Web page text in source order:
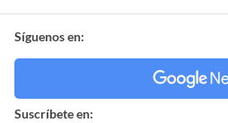
Síguenos en:
Suscríbete en: